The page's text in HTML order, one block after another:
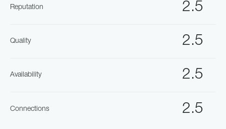
2.5
Reputation
2.5
Quality
2.5
Availability
2.5
Connections